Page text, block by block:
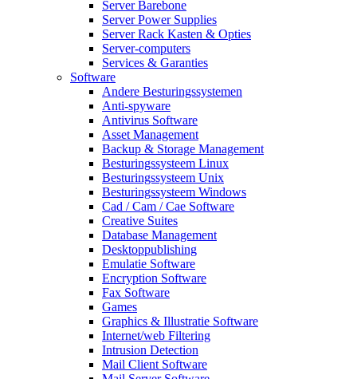
Server Barebone
Server Power Supplies
Server Rack Kasten & Opties
Server-computers
Services & Garanties
Software
Andere Besturingssystemen
Anti-spyware
Antivirus Software
Asset Management
Backup & Storage Management
Besturingssysteem Linux
Besturingssysteem Unix
Besturingssysteem Windows
Cad / Cam / Cae Software
Creative Suites
Database Management
Desktoppublishing
Emulatie Software
Encryption Software
Fax Software
Games
Graphics & Illustratie Software
Internet/web Filtering
Intrusion Detection
Mail Client Software